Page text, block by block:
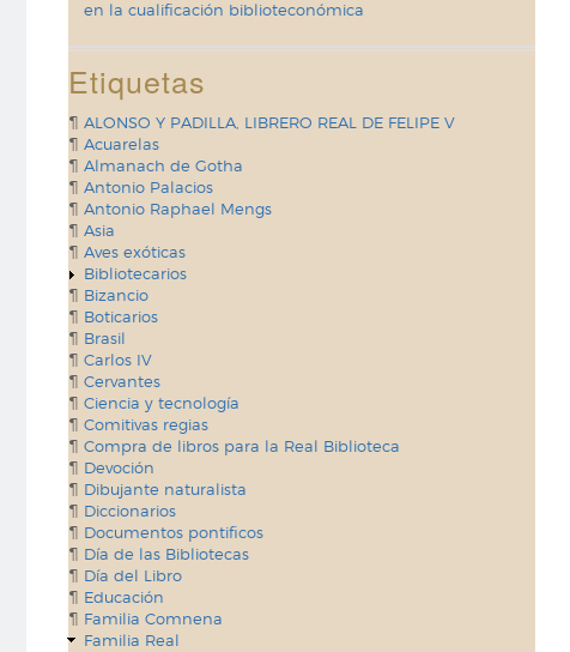
en la cualificación biblioteconómica
Etiquetas
ALONSO Y PADILLA, LIBRERO REAL DE FELIPE V
Acuarelas
Almanach de Gotha
Antonio Palacios
Antonio Raphael Mengs
Asia
Aves exóticas
Bibliotecarios
Bizancio
Boticarios
Brasil
Carlos IV
Cervantes
Ciencia y tecnología
Comitivas regias
Compra de libros para la Real Biblioteca
Devoción
Dibujante naturalista
Diccionarios
Documentos pontificos
Día de las Bibliotecas
Día del Libro
Educación
Familia Comnena
Familia Real